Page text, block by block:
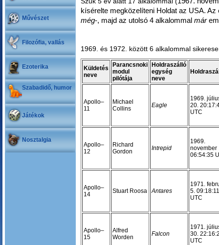
Művészet
Filozófia, vallás
Ezoterika
Szabadidő, humor
Játékok
Nosztalgia
kísérelte megközelíteni Holdat az USA. Az
még-, majd az utolsó 4 alkalommal már
1969. és 1972. között 6 alkalommal
Küldetés
neve
Parancsnoki
modul
pilótája
Holdraszálló
egység
neve
Apollo–
11
Michael
Collins
Eagle
1969.
20.
UTC
Apollo–
12
Richard
Gordon
Intrepid
1969.
november
06:54:35
Apollo–
14
Stuart Roosa Antares
1971.
5. 09:18:11
UTC
Apollo–
15
Alfred
Worden
Falcon
1971.
30.
UTC